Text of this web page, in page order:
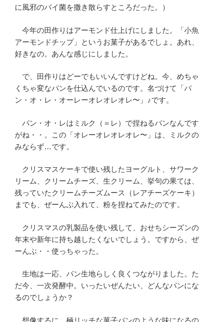
に風邪のバイ菌を撒き散らすところだった。）
今年の田作りはアーモンド仕上げにしました。「小魚
アーモンドチップ」というお菓子があるでしょ。あれ、
好きなの。あんな感じにしました。
で、田作りはどーでもいいんですけどね。今、めちゃ
くちゃ変なパンを仕込んでいるのです。名づけて「パ
ン・オ・レ・オーレーオレオレオレ〜」♪です。
パン・オ・レはミルク（＝レ）で捏ねるパンなんです
がね・・。この「オレーオレオレオレ〜」は、ミルクの
みならず…です。
クリスマスケーキで使い残したヨーグルト、サワーク
リーム、クリームチーズ、生クリーム、挙句の果ては、
残っていたクリームチーズムース（レアチーズケーキ）
までも、ぜーんぶ入れて、粉を捏ねてみたのです。
クリスマスの乳製品を使い残して、おせちシーズンの
年末や新年に持ち越したくないでしょう。ですから、ぜ
ーんぶ・・使っちゃった。
生地は一応、パン生地らしく良くつながりました。た
だ今、一次発酵中。いったいぜんたい、どんなパンにな
るのでしょうか？
想像するに、極リッチな菓子パンのような味になるの